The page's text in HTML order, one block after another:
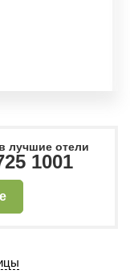
в лучшие отели
1001